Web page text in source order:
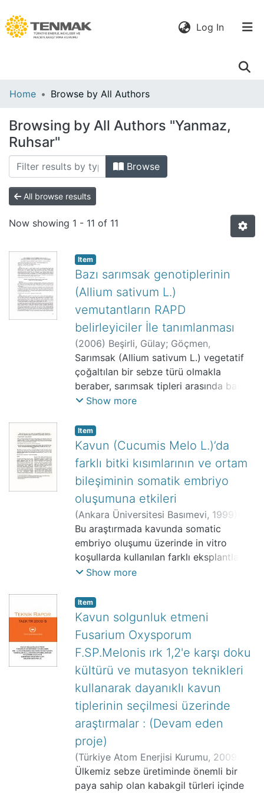
Log In(current)
Communities
All of DSpace
Home Browse by All Authors
Browsing by All Authors "Yanmaz,
Ruhsar"
Browse
All browse results
Now showing 1 - 11 of 11
Item
Bazı sarımsak genotiplerinin
(Allium sativum L.)
vemutantların RAPD
belirleyiciler İle tanımlanması
(2006) Beşirli, Gülay; Göçmen,
Münevver ;Yanmaz, Ruhsar; Kantoğlu, K.
Yaprak;TAEK-SANAEM
Sarımsak (Allium sativum L.) vegetatif
çoğaltılan bir sebze türü olmakla
beraber, sarımsak tipleri arasında baş ve
diş yapısı, diş sayısı, ağırlığı ve rengi ile
farklılıklar vardır. Bu farklılığın doğada
oluşan mutasyonlar sonucunda
meydana geldiği düşünülmektedir. Bu
noktadan hateketle, araştırmacılar
sarımsakta değişik mutagenlerden
yararlanılarak varyasyon yaratılabileceği
fikrini geliştirmişlerdir. Bu çalışmada,
varyasyon yaratmak amacıyla Kobalt 60
gama kaynağı kullanılmıştır. Çalışmanın
değişik aşamaları Yalova, Ankara ve
Antalya’da yürütülmüştür. Işın kaynağının
Mutasyon varlığının belirlenmesinin
yanında bazı sarımsak genotiplerinin
tanımlanmasında RAPD belirleyicilerinin
kullanılma olanakları araştırılmıştır.
Çalışma sonucunda, gama ışın
kaynağının sarımsakta genetik değişim
yaratmak amacıyla kullanılabileceği
ortaya konulmuştur.
Show more
Item
Kavun (Cucumis Melo L.)’da
farklı bitki kısımlarının ve ortam
bileşiminin somatik embriyo
oluşumuna etkileri
(Ankara Üniversitesi Basımevi, 1999
Yanmaz, Ruhsar ;Kantoğlu, K. Yaprak
TAEK-ANTHAM
Bu araştırmada kavunda somatic
embriyo oluşumu üzerinde in vitro
koşullarda kullanılan farklı eksplantların
ve değişik bileşimdeki besin
Araştırma sonucunda ½ kuvvetinde
hazırlanan 2,4 D (0,5 mg/l) ve kinetin
(0,5 mg/l) içeren MS besin ortamında
kültüre alınan kotiledon eksplantlarından
somatic embriyo elde edilebilmiştir.
Embriyo rejenerasyon oranı %1,5 olarak
belirlenmiş ve bu embriyoların %3,3’ü
bitkiye dönüşmüştür.
Show more
Item
Kavun solgunluk etmeni
Fusarium Oxysporum
F.SP.Melonis ırk 1,2'e karşı doku
kültürü ve mutasyon teknikleri
kullanarak dayanıklı kavun
tiplerinin seçilmesi üzerinde
araştırmalar : (Devam eden
proje)
(Türkiye Atom Enerjisi Kurumu, 2009
Kantoğlu, K. Yaprak;Seçer, Emine ;
Erzurum, Kudret ;Kunter, Burak; Şekerci,
Ülkemiz sebze üretiminde önemli bir
paya sahip olan kabakgil türleri içinde